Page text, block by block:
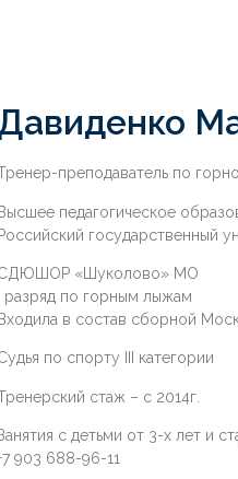
преподаватель по
Высшее педагогическое
Российский государственный
«Шуколово» МО
I разряд по горным лыжам
Входила в состав сборной
по спорту III категории
стаж – с 2014г.
с детьми от 3-х лет и
903 688-96-11